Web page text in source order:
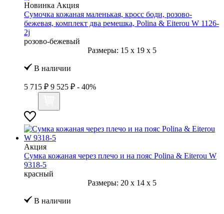
Новинка Акция
Сумочка кожаная маленькая, кросс боди, розово-
бежевая, комплект два ремешка, Polina & Eiterou W 1126-
2j
розово-бежевый
Размеры: 15 x 19 x 5
В наличии
5 715 ₽ 9 525 ₽ - 40%
Акция
Сумка кожаная через плечо и на пояс Polina & Eiterou W
9318-5
красный
Размеры: 20 x 14 x 5
В наличии